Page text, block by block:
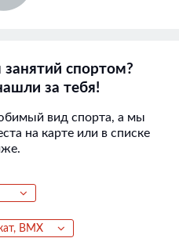
спортом?
за тебя!
вид спорта, а мы
на карте или в списке
BMX